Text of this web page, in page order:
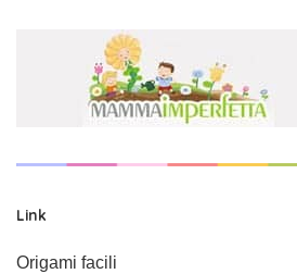
Link
Origami facili